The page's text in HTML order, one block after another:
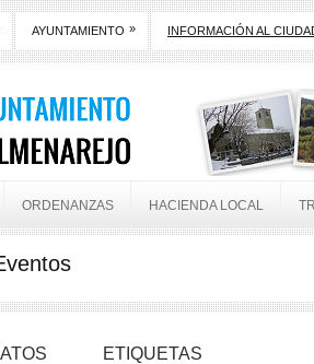
AYUNTAMIENTO » INFORMACIÓN AL
ORDENANZAS HACIENDA LOCAL
ETIQUETAS